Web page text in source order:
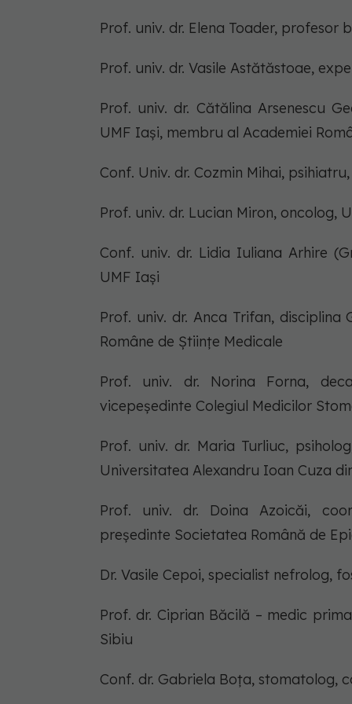
Prof. univ. dr. Elena Toader, profesor
Prof. univ. dr. Vasile Astătăstoae,
Prof. univ. dr. Cătălina Arsenescu
UMF Iași, membru al Academiei
Conf. Univ. dr. Cozmin Mihai,
Prof. univ. dr. Lucian Miron, oncolog,
Conf. univ. dr. Lidia Iuliana Arhire
UMF Iași
Prof. univ. dr. Anca Trifan,
Române de Științe Medicale
Prof. univ. dr. Norina Forna,
vicepeședinte Colegiul Medicilor
Prof. univ. dr. Maria Turliuc,
Universitatea Alexandru Ioan Cuza
Prof. univ. dr. Doina Azoicăi,
președinte Societatea Română de
Dr. Vasile Cepoi, specialist nefrolog,
Prof. dr. Ciprian Băcilă – medic
Sibiu
Conf. dr. Gabriela Boța, stomatolog,